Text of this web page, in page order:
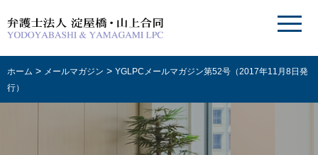
ホーム > メールマガジン > YGLPCメールマガジン第52号（2017年11月8日発
行）